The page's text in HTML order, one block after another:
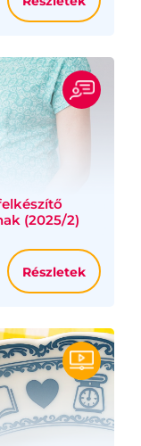
(2025/2)
Részletek